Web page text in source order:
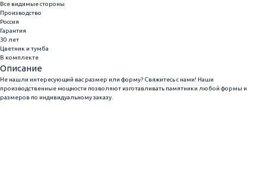
Все видимые стороны
Производство
Россия
Гарантия
30 лет
Цветник и тумба
В комплекте
Описание
Не нашли интересующий вас размер или форму? Свяжитесь с нами! Наши
производственные мощности позволяют изготавливать памятники любой формы и
размеров по индивидуальному заказу.